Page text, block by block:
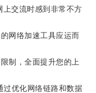
上交流时感到非常不方
网络加速工具应运而
制，全面提升您的上
优化网络链路和数据